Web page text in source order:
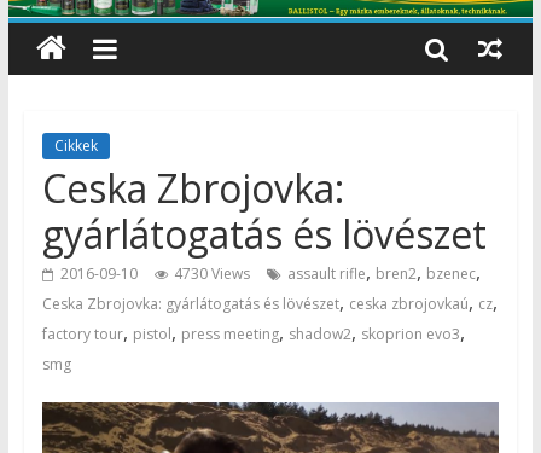
Cikkek
Ceska Zbrojovka:
gyárlátogatás és lövészet
2016-09-10 4730 Views assault rifle, bren2, bzenec,
Ceska Zbrojovka: gyárlátogatás és lövészet, ceska zbrojovkaú, cz,
factory tour, pistol, press meeting, shadow2, skoprion evo3,
smg